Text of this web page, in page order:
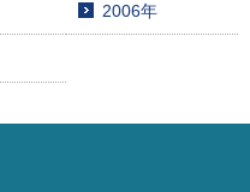
2006年